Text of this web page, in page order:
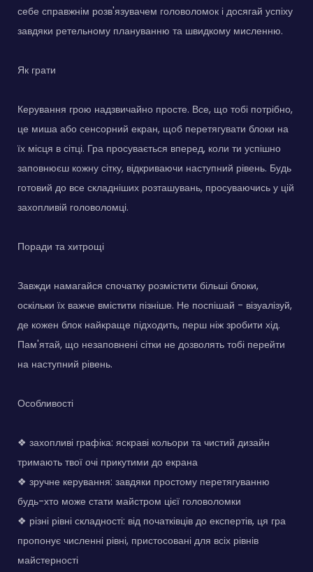
себе справжнім розв'язувачем головоломок і досягай успіху
завдяки ретельному плануванню та швидкому мисленню.
Як грати
Керування грою надзвичайно просте. Все, що тобі потрібно,
це миша або сенсорний екран, щоб перетягувати блоки на
їх місця в сітці. Гра просувається вперед, коли ти успішно
заповнюєш кожну сітку, відкриваючи наступний рівень. Будь
готовий до все складніших розташувань, просуваючись у цій
захопливій головоломці.
Поради та хитрощі
Завжди намагайся спочатку розмістити більші блоки,
оскільки їх важче вмістити пізніше. Не поспішай - візуалізуй,
де кожен блок найкраще підходить, перш ніж зробити хід.
Пам'ятай, що незаповнені сітки не дозволять тобі перейти
на наступний рівень.
Особливості
❖ захопливі графіка: яскраві кольори та чистий дизайн
тримають твої очі прикутими до екрана
❖ зручне керування: завдяки простому перетягуванню
будь-хто може стати майстром цієї головоломки
❖ різні рівні складності: від початківців до експертів, ця гра
пропонує численні рівні, пристосовані для всіх рівнів
майстерності